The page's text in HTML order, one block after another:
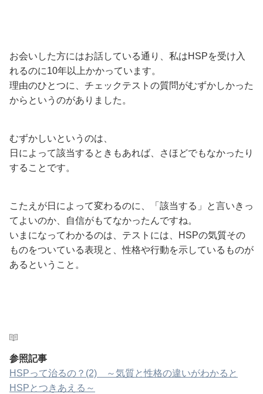
お会いした方にはお話している通り、私はHSPを受け入
れるのに10年以上かかっています。
理由のひとつに、チェックテストの質問がむずかしかった
からというのがありました。
むずかしいというのは、
日によって該当するときもあれば、さほどでもなかったり
することです。
こたえが日によって変わるのに、「該当する」と言いきっ
てよいのか、自信がもてなかったんですね。
いまになってわかるのは、テストには、HSPの気質その
ものをついている表現と、性格や行動を示しているものが
あるということ。
参照記事
HSPって治るの？(2) ～気質と性格の違いがわかると
HSPとつきあえる～